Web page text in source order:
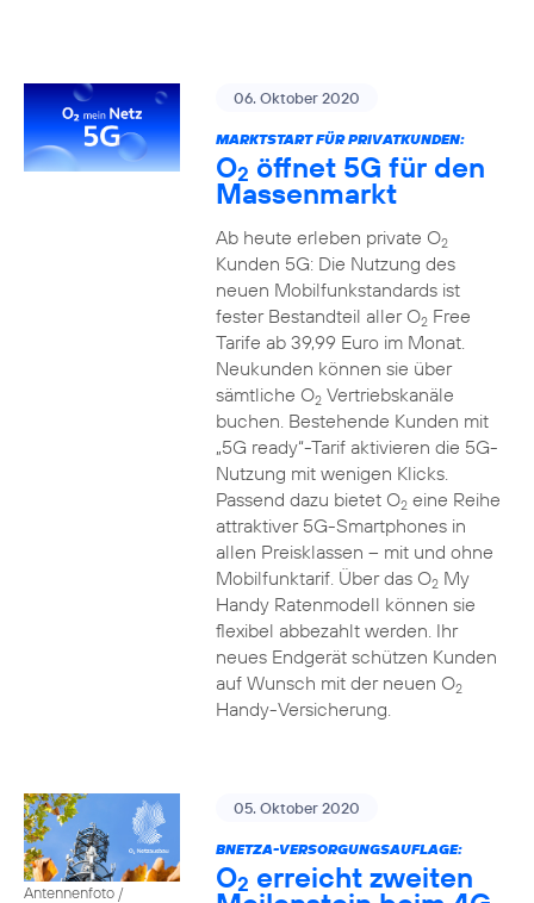
06. Oktober 2020
MARKTSTART FÜR PRIVATKUNDEN:
O2 öffnet 5G für den
Massenmarkt
Ab heute erleben private O2
Kunden 5G: Die Nutzung des
neuen Mobilfunkstandards ist
fester Bestandteil aller O2Free
Tarife ab 39,99 Euro im Monat.
Neukunden können sie über
sämtliche O2Vertriebskanäle
buchen. Bestehende Kunden mit
„5G ready“-Tarif aktivieren die 5G-
Nutzung mit wenigen Klicks.
Passend dazu bietet O2eine Reihe
attraktiver 5G-Smartphones in
allen Preisklassen – mit und ohne
Mobilfunktarif. Über das O2My
Handy Ratenmodell können sie
flexibel abbezahlt werden. Ihr
neues Endgerät schützen Kunden
auf Wunsch mit der neuen O2
Handy-Versicherung.
Antennenfoto /
05. Oktober 2020
BNETZA-VERSORGUNGSAUFLAGE:
O2 erreicht zweiten